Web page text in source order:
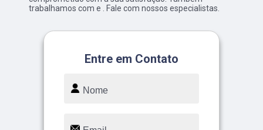
trabalhamos com e . Fale com nossos especialistas.
Entre em Contato